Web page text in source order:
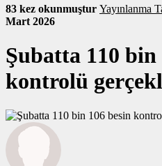
83 kez okunmuştur
Mart 2026
Şubatta 110 bin
kontrolü